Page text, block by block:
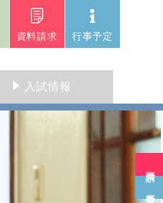
資料請求 行事予定
入試情報